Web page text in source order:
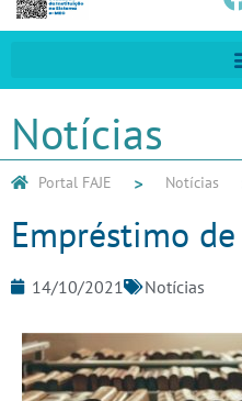
Notícias
Portal FAJE Notícias
Empréstimo
14/10/2021 Notícias